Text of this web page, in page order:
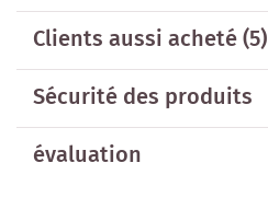
Clients aussi acheté(5)
Sécurité des produits
évaluation